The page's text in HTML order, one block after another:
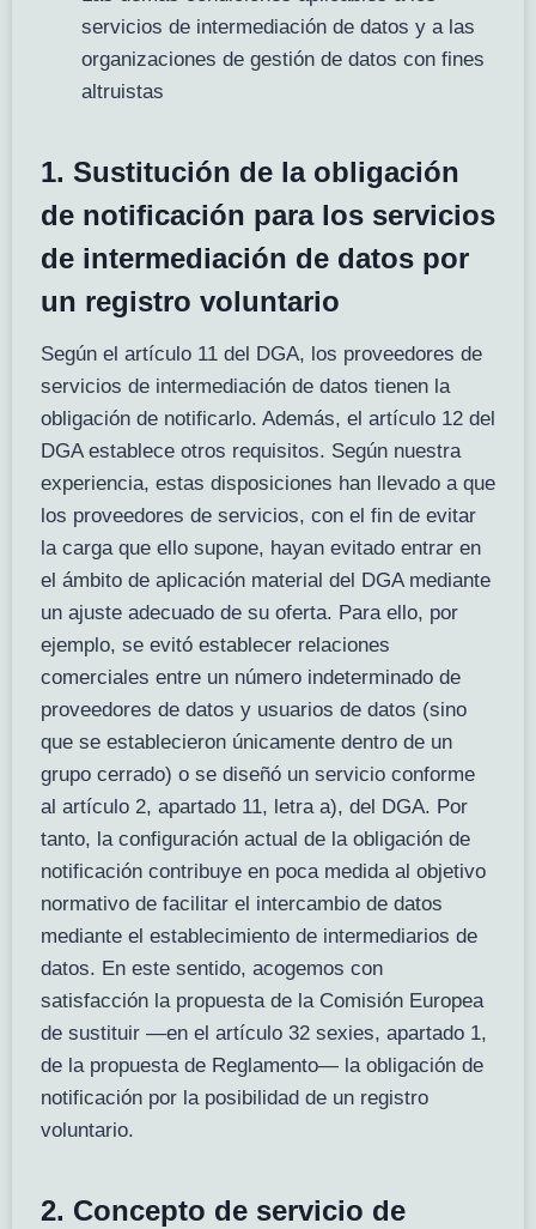
servicios de intermediación de datos y a las
organizaciones de gestión de datos con fines
altruistas
1. Sustitución de la obligación
de notificación para los servicios
de intermediación de datos por
un registro voluntario
Según el artículo 11 del DGA, los proveedores de
servicios de intermediación de datos tienen la
obligación de notificarlo. Además, el artículo 12 del
DGA establece otros requisitos. Según nuestra
experiencia, estas disposiciones han llevado a que
los proveedores de servicios, con el fin de evitar
la carga que ello supone, hayan evitado entrar en
el ámbito de aplicación material del DGA mediante
un ajuste adecuado de su oferta. Para ello, por
ejemplo, se evitó establecer relaciones
comerciales entre un número indeterminado de
proveedores de datos y usuarios de datos (sino
que se establecieron únicamente dentro de un
grupo cerrado) o se diseñó un servicio conforme
al artículo 2, apartado 11, letra a), del DGA. Por
tanto, la configuración actual de la obligación de
notificación contribuye en poca medida al objetivo
normativo de facilitar el intercambio de datos
mediante el establecimiento de intermediarios de
datos. En este sentido, acogemos con
satisfacción la propuesta de la Comisión Europea
de sustituir —en el artículo 32 sexies, apartado 1,
de la propuesta de Reglamento— la obligación de
notificación por la posibilidad de un registro
voluntario.
2. Concepto de servicio de